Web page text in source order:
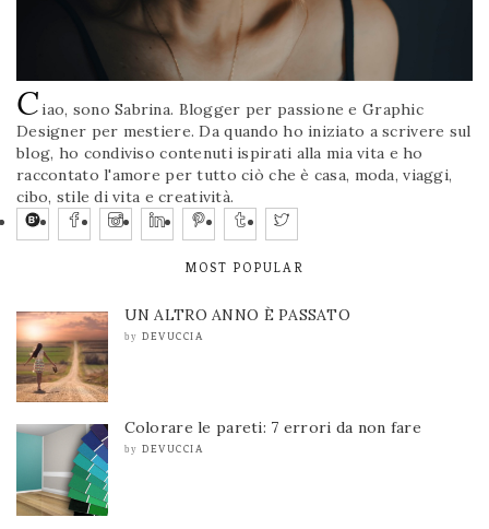
Ciao, sono Sabrina. Blogger per passione e Graphic
Designer per mestiere. Da quando ho iniziato a scrivere sul
blog, ho condiviso contenuti ispirati alla mia vita e ho
raccontato l'amore per tutto ciò che è casa, moda, viaggi,
cibo, stile di vita e creatività.
MOST POPULAR
UN ALTRO ANNO È PASSATO
by DEVUCCIA
Colorare le pareti: 7 errori da non fare
by DEVUCCIA